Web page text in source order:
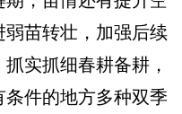
苗转壮，加强后续
实抓细春耕备耕，
件的地方多种双季